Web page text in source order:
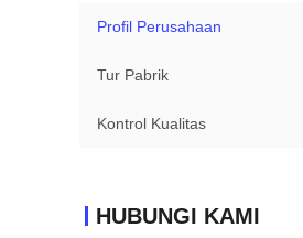
Profil Perusahaan
Tur Pabrik
Kontrol Kualitas
HUBUNGI KAMI